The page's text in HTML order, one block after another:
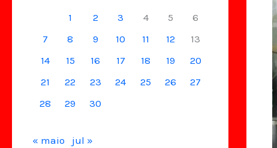
1 2 3 4 5
6
7
8 9 10 11 12
13
14
15 16 17 18 19
20
21
22 23 24 25 26
27
28
29 30
« maio jul »